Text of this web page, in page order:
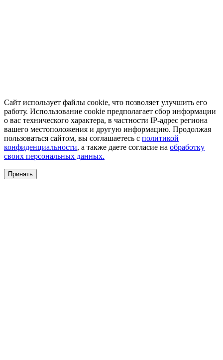
Сайт использует файлы cookie, что позволяет улучшить его
работу. Использование cookie предполагает сбор информации
о вас технического характера, в частности IP-адрес региона
вашего местоположения и другую информацию. Продолжая
пользоваться сайтом, вы соглашаетесь с политикой
конфиденциальности, а также даете согласие на обработку
своих персональных данных.
Принять